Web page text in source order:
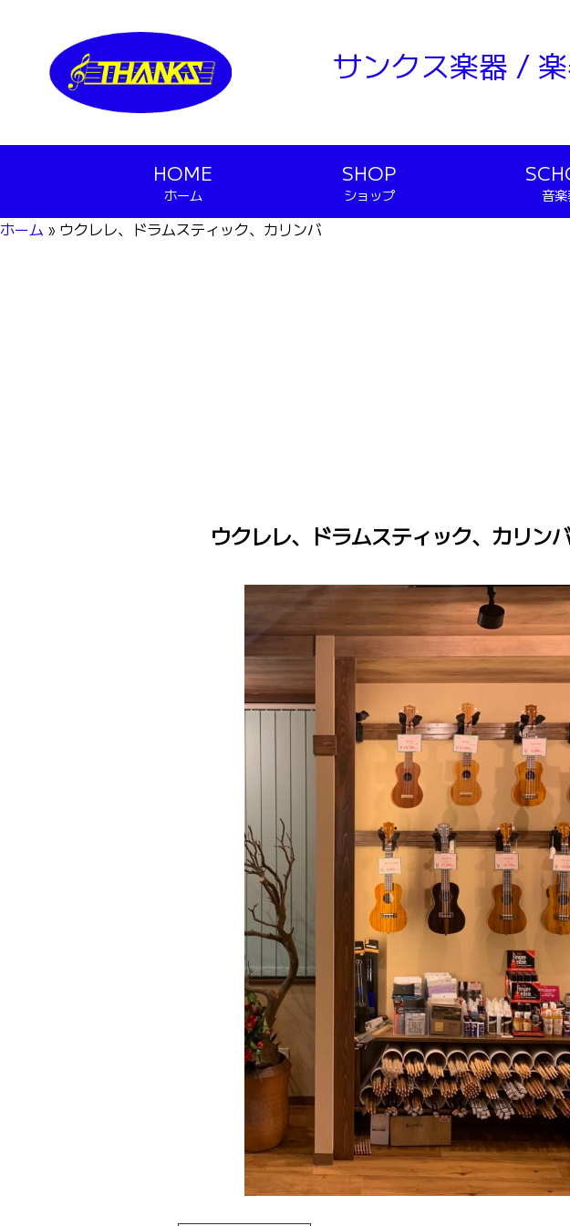
サンクス楽器 /
HOME
ホーム
SHOP
ショップ 音
ホーム » ウクレレ、ドラムスティック、カリンバ
ウクレレ、ドラムスティック、カリン